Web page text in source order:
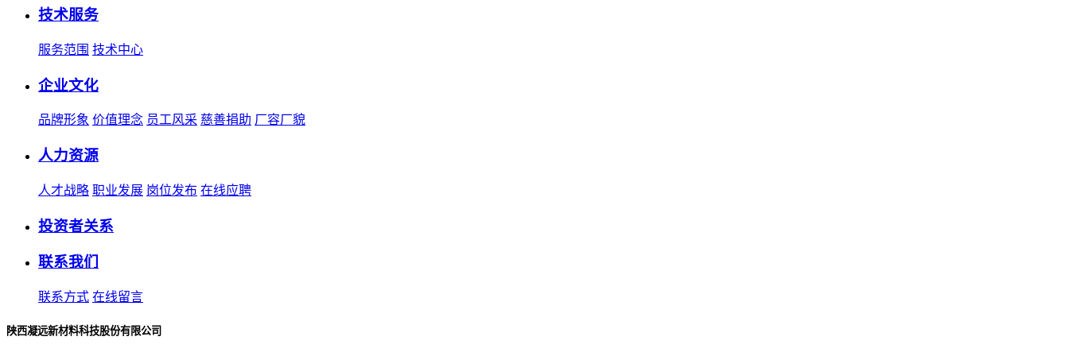
技术服务
服务范围 技术中心
企业文化
品牌形象 价值理念 员工风采 慈善捐助 厂容厂貌
人力资源
人才战略 职业发展 岗位发布 在线应聘
投资者关系
联系我们
联系方式 在线留言
陕西凝远新材料科技股份有限公司